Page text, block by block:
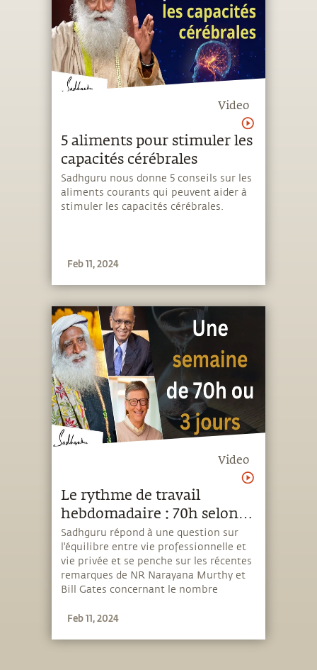
Video
5 aliments pour stimuler les
capacités cérébrales
Sadhguru nous donne 5 conseils sur les
aliments courants qui peuvent aider à
stimuler les capacités cérébrales.
Feb 11, 2024
Video
Le rythme de travail
hebdomadaire : 70h selon
Narayana Murthy ou 3 jours
selon Bill Gates ?
Sadhguru répond à une question sur
l'équilibre entre vie professionnelle et
vie privée et se penche sur les récentes
remarques de NR Narayana Murthy et
Bill Gates concernant le nombre
devraient travailler chaque semaine.
Feb 11, 2024